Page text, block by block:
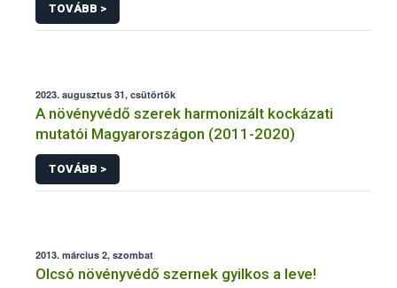
TOVÁBB >
2023. augusztus 31, csütörtök
A növényvédő szerek harmonizált kockázati
mutatói Magyarországon (2011-2020)
TOVÁBB >
2013. március 2, szombat
Olcsó növényvédő szernek gyilkos a leve!